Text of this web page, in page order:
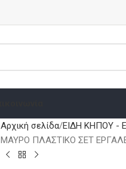
Αρχική σελίδα ΕΙΔΗ ΚΗΠΟΥ -
ΜΑΥΡΟ ΠΛΑΣΤΙΚΟ ΣΕΤ